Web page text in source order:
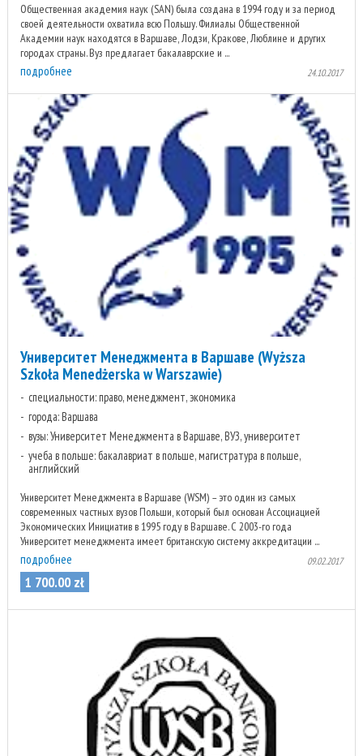
Общественная академия наук (SAN) была создана в 1994 году и за период
своей деятельности охватила всю Польшу. Филиалы Общественной
Академии наук находятся в Варшаве, Лодзи, Кракове, Люблине и других
городах страны. Вуз предлагает бакалаврские и ...
подробнее 24.10.2017
Университет Менеджмента в Варшаве (Wyższa
Szkoła Menedżerska w Warszawie)
специальности: право, менеджмент, экономика
города: Варшава
вузы: Университет Менеджмента в Варшаве, ВУЗ, университет
учеба в польше: бакалавриат в польше, магистратура в польше,
английский
Университет Менеджмента в Варшаве (WSM) – это один из самых
современных частных вузов Польши, который был основан Ассоциацией
Экономических Инициатив в 1995 году в Варшаве. С 2003-го года
Университет менеджмента имеет британскую систему аккредитации ...
подробнее 09.02.2017
1 700.00 zł